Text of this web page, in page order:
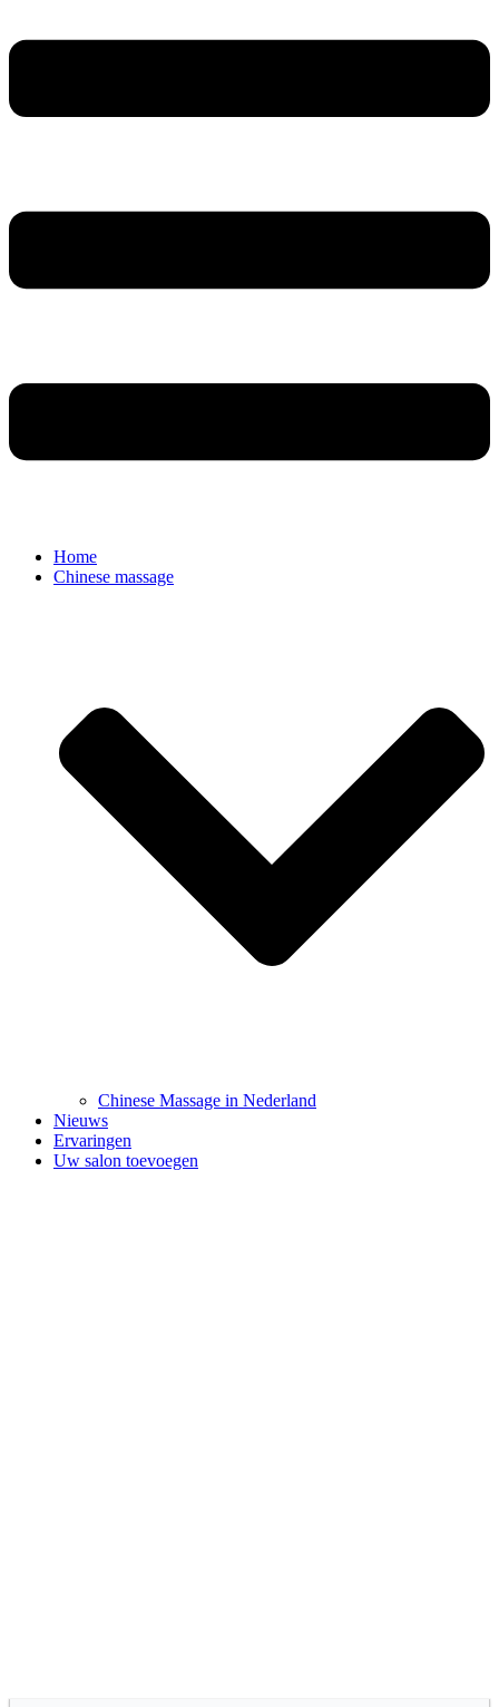
Home
Chinese massage
Chinese Massage in Nederland
Nieuws
Ervaringen
Uw salon toevoegen